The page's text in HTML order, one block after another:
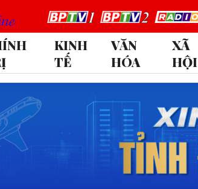
KINH
TẾ
VĂN
HÓA
XÃ
HỘI